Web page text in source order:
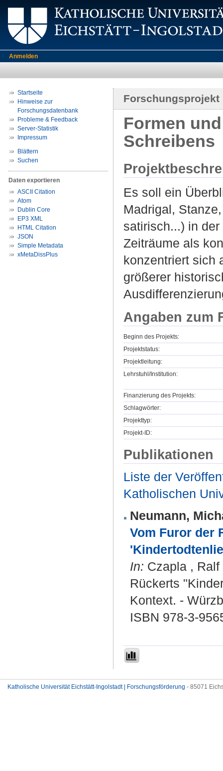
Anmelden
Startseite
Hinweise zur
Forschungsdatenbank
Probleme & Feedback
Server-Statistik
Impressum
Blättern
Suchen
Daten exportieren
ASCII Citation
Atom
Dublin Core
EP3 XML
HTML Citation
JSON
Simple Metadata
xMetaDissPlus
Forschungsprojekt
Formen
Schreibens
Es soll ein
Madrigal,
satirisch...) in
Zeiträume als
konzentriert sich
größerer
Angaben zum
Beginn des Projekts:
Projektstatus:
Projektleitung:
Lehrstuhl/Institution:
Finanzierung des Projekts:
Schlagwörter:
Projekttyp:
Projekt-ID:
Publikationen
Liste der
Katholischen
Neumann,
Vom Furor der
In: Czapla ,
Rückerts
Kontext. -
ISBN 978-3-
Katholische Universität Eichstätt-Ingolstadt | Forschungsförderung - 85071